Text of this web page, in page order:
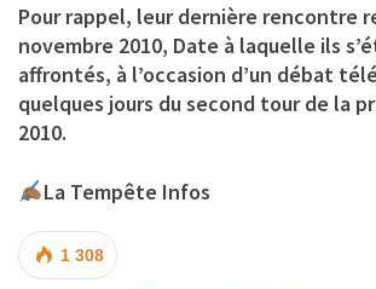
Pour rappel, leur dernière rencontre
novembre 2010, Date à laquelle ils
affrontés, à l’occasion d’un débat
quelques jours du second tour de la
2010.
La Tempête Infos
1 308